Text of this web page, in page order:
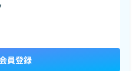
員登録